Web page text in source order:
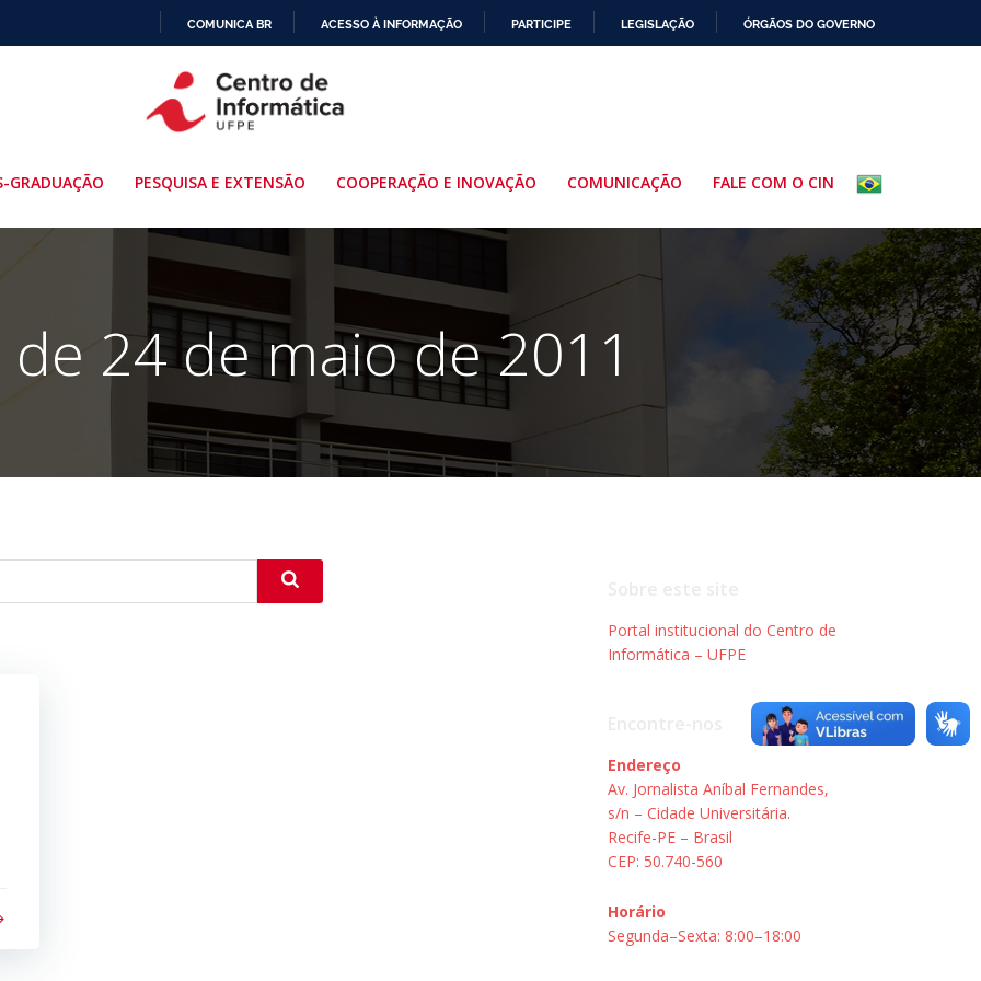
PARA
O
COMUNICA BR ACESSO À INFORMAÇÃO PARTICIPE LEGISLAÇÃO ÓRGÃOS DO GOVERNO
GRADUAÇÃO PESQUISA E EXTENSÃO COOPERAÇÃO E INOVAÇÃO COMUNICAÇÃO FALE COM O CIN
de 24 de maio de 2011
Portal institucional do Centro de
Informática – UFPE
Endereço
Av. Jornalista Aníbal Fernandes,
s/n – Cidade Universitária.
Recife-PE – Brasil
CEP: 50.740-560
Horário
Segunda–Sexta: 8:00–18:00